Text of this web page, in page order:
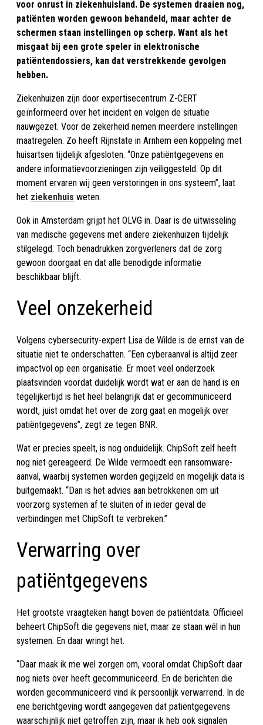
voor onrust in ziekenhuisland. De systemen draaien nog,
patiënten worden gewoon behandeld, maar achter de
schermen staan instellingen op scherp. Want als het
misgaat bij een grote speler in elektronische
patiëntendossiers, kan dat verstrekkende gevolgen
hebben.
Ziekenhuizen zijn door expertisecentrum Z-CERT
geïnformeerd over het incident en volgen de situatie
nauwgezet. Voor de zekerheid nemen meerdere instellingen
maatregelen. Zo heeft Rijnstate in Arnhem een koppeling met
huisartsen tijdelijk afgesloten. “Onze patiëntgegevens en
andere informatievoorzieningen zijn veiliggesteld. Op dit
moment ervaren wij geen verstoringen in ons systeem”, laat
het ziekenhuis weten.
Ook in Amsterdam grijpt het OLVG in. Daar is de uitwisseling
van medische gegevens met andere ziekenhuizen tijdelijk
stilgelegd. Toch benadrukken zorgverleners dat de zorg
gewoon doorgaat en dat alle benodigde informatie
beschikbaar blijft.
Veel onzekerheid
Volgens cybersecurity-expert Lisa de Wilde is de ernst van de
situatie niet te onderschatten. “Een cyberaanval is altijd zeer
impactvol op een organisatie. Er moet veel onderzoek
plaatsvinden voordat duidelijk wordt wat er aan de hand is en
tegelijkertijd is het heel belangrijk dat er gecommuniceerd
wordt, juist omdat het over de zorg gaat en mogelijk over
patiëntgegevens”, zegt ze tegen BNR.
Wat er precies speelt, is nog onduidelijk. ChipSoft zelf heeft
nog niet gereageerd. De Wilde vermoedt een ransomware-
aanval, waarbij systemen worden gegijzeld en mogelijk data is
buitgemaakt. “Dan is het advies aan betrokkenen om uit
voorzorg systemen af te sluiten of in ieder geval de
verbindingen met ChipSoft te verbreken.”
Verwarring over
patiëntgegevens
Het grootste vraagteken hangt boven de patiëntdata. Officieel
beheert ChipSoft die gegevens niet, maar ze staan wél in hun
systemen. En daar wringt het.
“Daar maak ik me wel zorgen om, vooral omdat ChipSoft daar
nog niets over heeft gecommuniceerd. En de berichten die
worden gecommuniceerd vind ik persoonlijk verwarrend. In de
ene berichtgeving wordt aangegeven dat patiëntgegevens
waarschijnlijk niet getroffen zijn, maar ik heb ook signalen